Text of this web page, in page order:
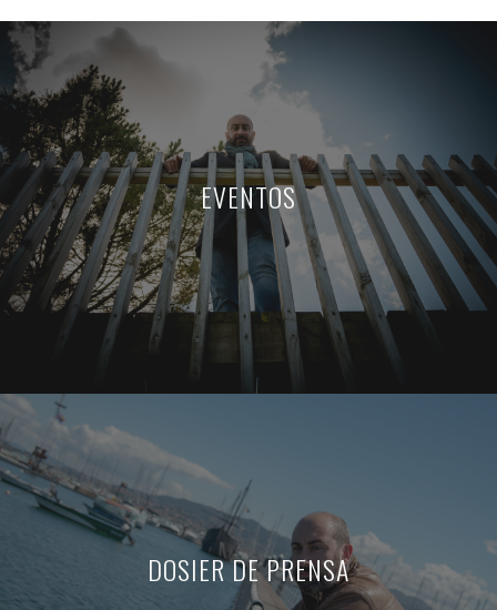
EVENTOS
DOSIER DE PRENSA